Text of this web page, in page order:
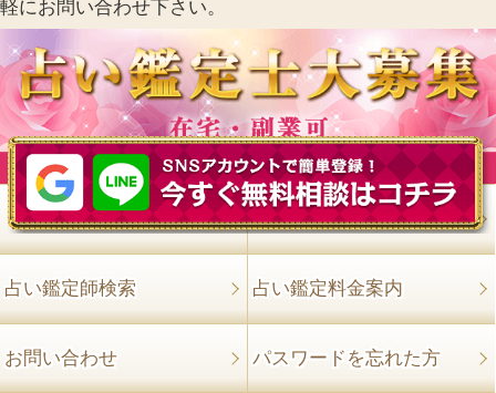
軽にお問い合わせ下さい。
トップ 初めてご利用の方へ
占い鑑定師検索 占い鑑定料金案内
お問い合わせ パスワードを忘れた方